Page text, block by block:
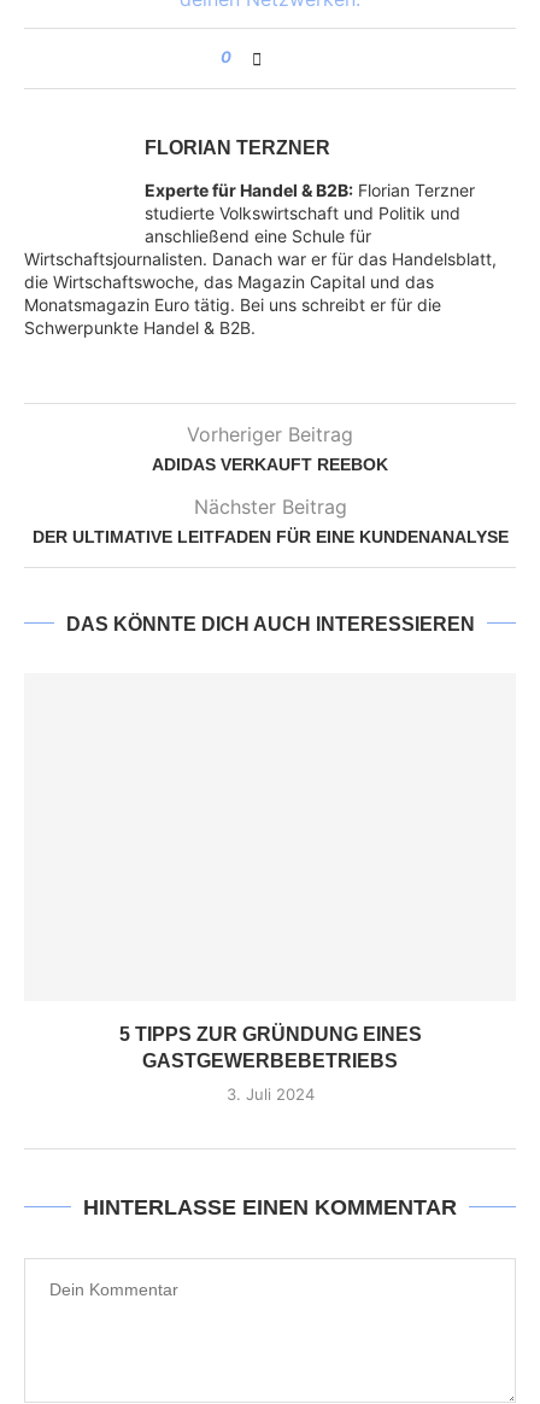
0
FLORIAN TERZNER
Experte für Handel & B2B: Florian Terzner
studierte Volkswirtschaft und Politik und
anschließend eine Schule für
Wirtschaftsjournalisten. Danach war er für das Handelsblatt,
die Wirtschaftswoche, das Magazin Capital und das
Monatsmagazin Euro tätig. Bei uns schreibt er für die
Schwerpunkte Handel & B2B.
Vorheriger Beitrag
ADIDAS VERKAUFT REEBOK
Nächster Beitrag
DER ULTIMATIVE LEITFADEN FÜR EINE KUNDENANALYSE
DAS KÖNNTE DICH AUCH INTERESSIEREN
5 TIPPS ZUR GRÜNDUNG EINES
GASTGEWERBEBETRIEBS
3. Juli 2024
HINTERLASSE EINEN KOMMENTAR